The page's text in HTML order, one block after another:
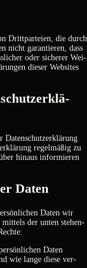
Dritt­par­tei­en, die durch
nicht garan­tie­ren, dass
oder siche­rer Wei­
die­ser Web­sites
Daten­schutz­er­klä­rung
regel­mä­ßig zu
hin­aus infor­mie­ren
Daten
Daten wir
mit­tels der unten ste­hen­
Daten
wie lan­ge die­se ver­